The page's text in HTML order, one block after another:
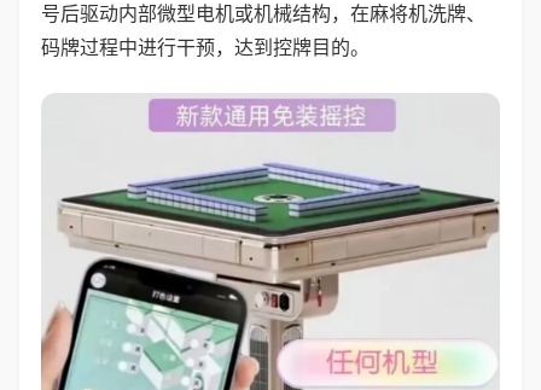
号后驱动内部微型电机或机械结构，在麻将机洗牌、
码牌过程中进行干预，达到控牌目的。